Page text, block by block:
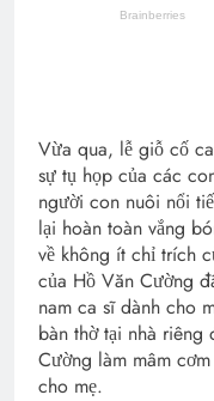
Vừa qua, lễ giỗ cố
sự tụ họp của các
người con nuôi nổi
lại hoàn toàn vắng
về không ít chỉ trích
của Hồ Văn Cường
nam ca sĩ dành cho
bàn thờ tại nhà
Cường làm mâm
cho mẹ.